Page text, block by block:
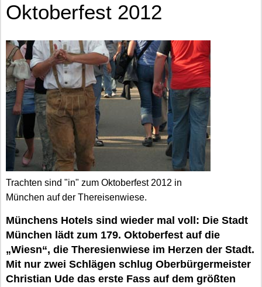
Oktoberfest 2012
Trachten sind "in" zum Oktoberfest 2012 in
München auf der Thereisenwiese.
Münchens Hotels sind wieder mal voll: Die Stadt
München lädt zum 179. Oktoberfest auf die
„Wiesn“, die Theresienwiese im Herzen der Stadt.
Mit nur zwei Schlägen schlug Oberbürgermeister
Christian Ude das erste Fass auf dem größten